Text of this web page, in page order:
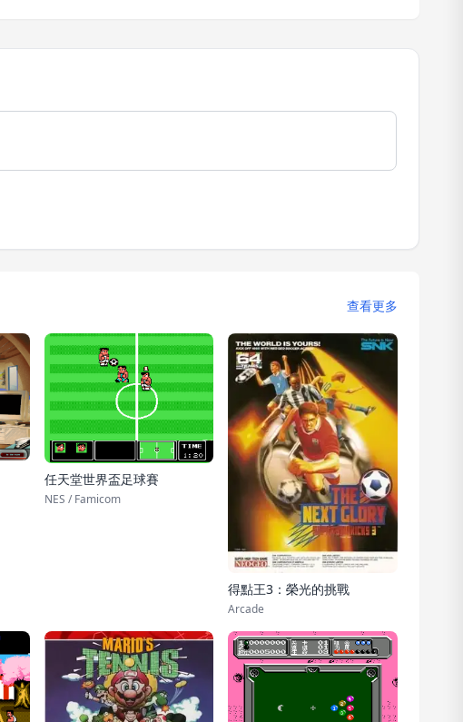
查看更多
任天堂世界盃足球賽
NES / Famicom
得點王3：榮光的挑戰
Arcade